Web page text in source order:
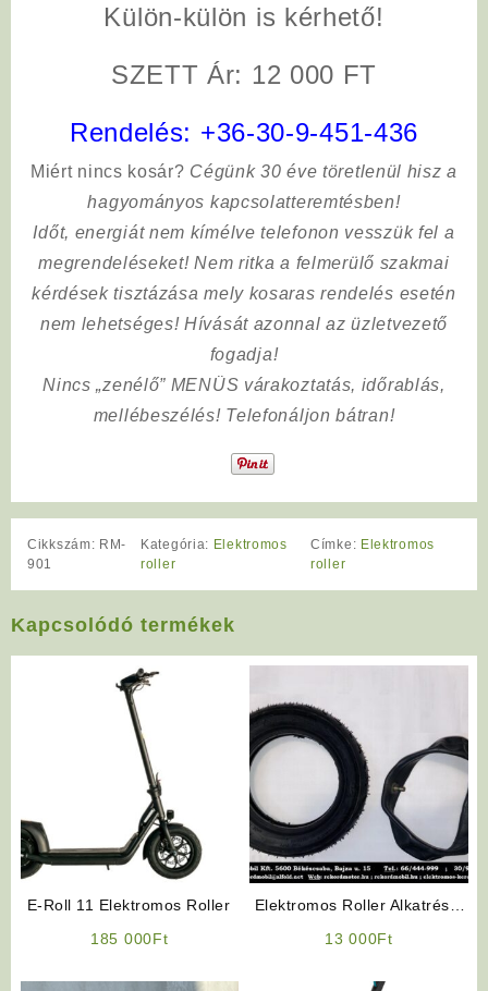
Külön-külön is kérhető!
SZETT Ár: 12 000 FT
Rendelés: +36-30-9-451-436
Miért nincs kosár? Cégünk 30 éve töretlenül hisz a
hagyományos kapcsolatteremtésben!
Időt, energiát nem kímélvetelefonon vesszük fel a
megrendeléseket! Nem ritka a felmerülő szakmai
kérdések tisztázása mely kosaras rendelés esetén
nem lehetséges! Hívását azonnal az üzletvezető
fogadja!
Nincs „zenélő” MENÜS várakoztatás, időrablás,
mellébeszélés! Telefonáljon bátran!
Cikkszám: RM-
901
Kategória: Elektromos
roller
Címke: Elektromos
roller
Kapcsolódó termékek
E-Roll 11 Elektromos Roller
185 000Ft
Elektromos Roller Alkatrész:
13 000Ft